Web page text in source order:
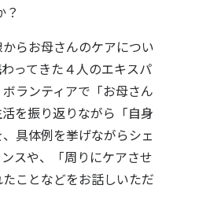
？
らお母さんのケアについ
ってきた４人のエキスパ
ランティアで「お母さん
を振り返りながら「自身
具体例を挙げながらシェ
スや、「周りにケアさせ
ことなどをお話しいただ